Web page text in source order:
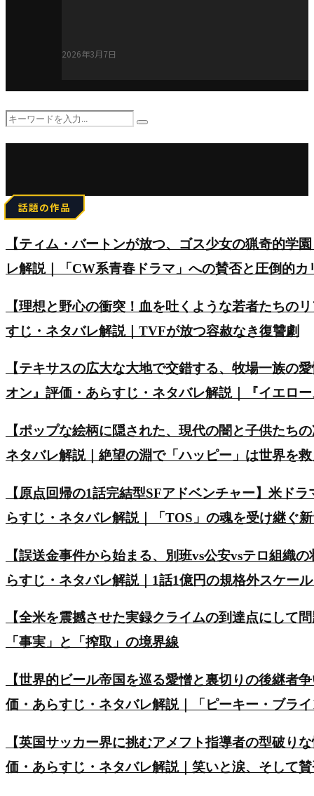
2026年3月7日
Search
Search
話題の作品
【ティム・バートンが放つ、ゴス少女の猟奇的学
レ解説｜「CW系青春ドラマ」への賛否と圧倒的カ
【理想と野心の衝突！血を吐くような若者たちの
すじ・ネタバレ解説｜TVFが放つ容赦なき復讐劇
【テキサスの広大な大地で交錯する、牧場一族の
オン』評価・あらすじ・ネタバレ解説｜『イエロ
【ポップな絵柄に隠された、現代の闇と子供たち
ネタバレ解説｜絶望の淵で「ハッピー」は世界を
【原点回帰の1話完結型SFアドベンチャー】米ド
らすじ・ネタバレ解説｜「TOS」の魂を受け継ぐ
【誤送金事件から始まる、別班vs公安vsテロ組織
らすじ・ネタバレ解説｜1話1億円の規格外スケー
【全米を震撼させた実録クライムの到達点にして
「事実」と「搾取」の境界線
【世界的ビール帝国を巡る愛憎と裏切りの後継者
価・あらすじ・ネタバレ解説｜「ピーキー・ブラ
【英国サッカー界に挑むアメフト指導者の型破り
価・あらすじ・ネタバレ解説｜笑いと涙、そして